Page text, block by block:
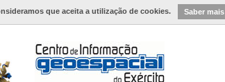
que aceita a utilização de cookies. Saber mais